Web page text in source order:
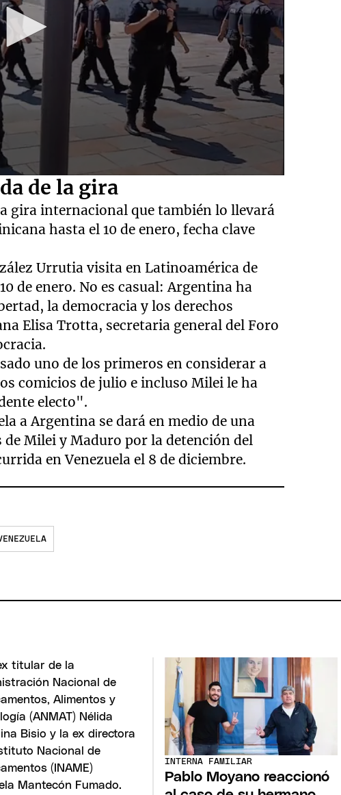
de la gira
gira internacional que también lo llevará
hasta el 10 de enero, fecha clave
Urrutia visita en Latinoamérica de
de enero. No es casual: Argentina ha
la democracia y los derechos
Elisa Trotta, secretaria general del Foro
uno de los primeros en considerar a
comicios de julio e incluso Milei le ha
electo".
a Argentina se dará en medio de una
Milei y Maduro por la detención del
en Venezuela el 8 de diciembre.
INTERNA FAMILIAR
Pablo Moyano reaccionó